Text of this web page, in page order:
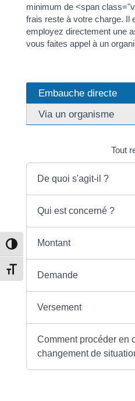
Passer en contraste élevé
Changer la taille de la police
minimum de <span
frais reste à votre charge. Il
employez directement une
vous faites appel à un
Embauche directe
Via un organisme
Tout
De quoi s'agit-il ?
Qui est concerné ?
Montant
Demande
Versement
Comment procéder en
changement de